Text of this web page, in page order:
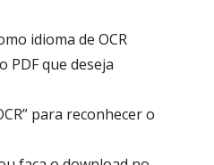
idioma de OCR
PDF que deseja
para reconhecer o